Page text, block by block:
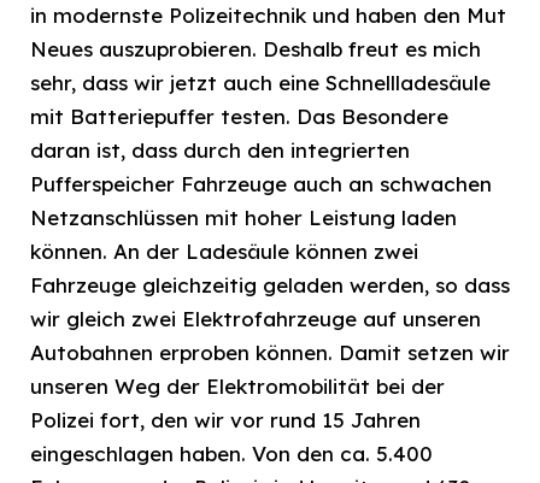
in modernste Polizeitechnik und haben den Mut
Neues auszuprobieren. Deshalb freut es mich
sehr, dass wir jetzt auch eine Schnellladesäule
mit Batteriepuffer testen. Das Besondere
daran ist, dass durch den integrierten
Pufferspeicher Fahrzeuge auch an schwachen
Netzanschlüssen mit hoher Leistung laden
können. An der Ladesäule können zwei
Fahrzeuge gleichzeitig geladen werden, so dass
wir gleich zwei Elektrofahrzeuge auf unseren
Autobahnen erproben können. Damit setzen wir
unseren Weg der Elektromobilität bei der
Polizei fort, den wir vor rund 15 Jahren
eingeschlagen haben. Von den ca. 5.400